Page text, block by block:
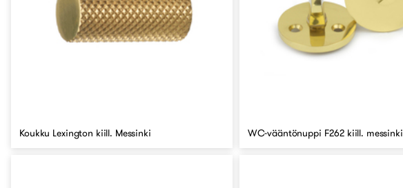
Koukku Lexington kiill. Messinki WC-vääntönuppi F262 kiill. messinki